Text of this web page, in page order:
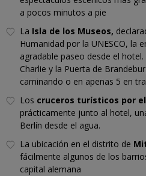
a pocos minutos a pie
La Isla de los Museos,
Humanidad por la UNESCO, la
agradable paseo desde el
Charlie y la Puerta de
caminando o en apenas 5 en
Los cruceros turísticos por
prácticamente junto al hotel,
Berlín desde el agua.
La ubicación en el distrito de
fácilmente algunos de los
capital alemana